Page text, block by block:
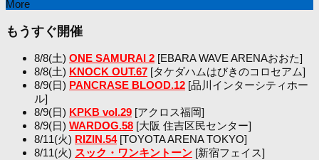
More
もうすぐ開催
8/8(土) ONE SAMURAI 2 [EBARA WAVE ARENAおおた]
8/8(土) KNOCK OUT.67 [タケダハムはびきのコロセアム]
8/9(日) PANCRASE BLOOD.12 [品川インターシティホー
ル]
8/9(日) KPKB vol.29 [アクロス福岡]
8/9(日) WARDOG.58 [大阪 住吉区民センター]
8/11(火) RIZIN.54[TOYOTA ARENA TOKYO]
8/11(火) スック・ワンキントーン [新宿フェイス]